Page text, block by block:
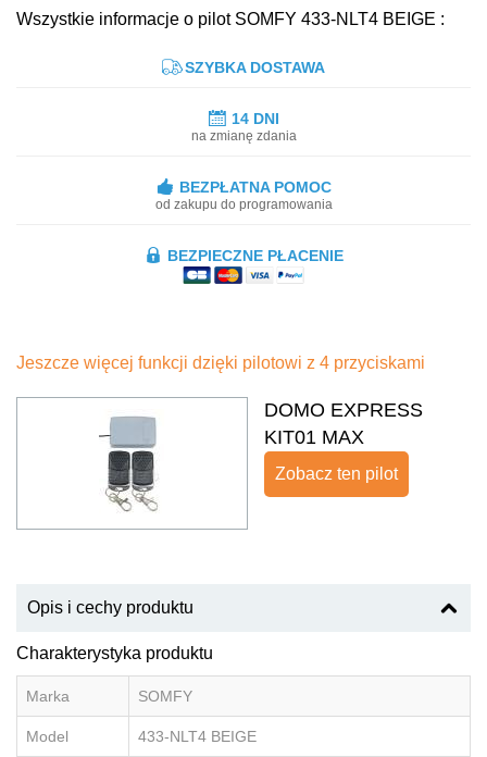
Wszystkie informacje o pilot SOMFY 433-NLT4 BEIGE :
SZYBKA DOSTAWA
14 DNI
na zmianę zdania
BEZPŁATNA POMOC
od zakupu do programowania
BEZPIECZNE PŁACENIE
Jeszcze więcej funkcji dzięki pilotowi z 4 przyciskami
DOMO EXPRESS
KIT01 MAX
Zobacz ten pilot
Opis i cechy produktu
Charakterystyka produktu
Marka SOMFY
Model 433-NLT4 BEIGE